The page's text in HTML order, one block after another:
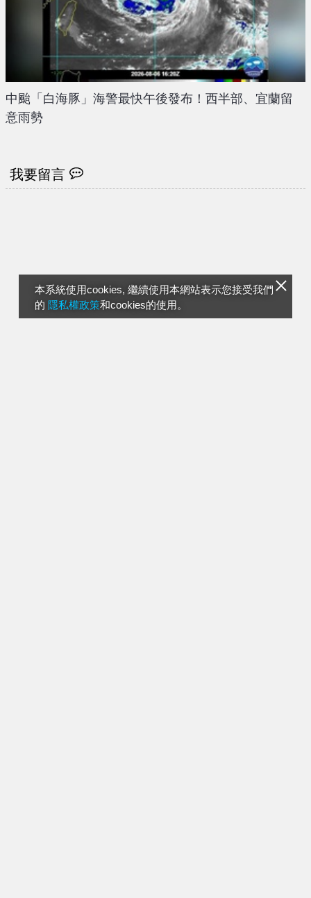
本系統使用cookies, 繼續使用本網站表示您接受我們
的 隱私權政策和cookies的使用。
中颱「白海豚」海警最快午後發布！西半部、宜蘭留
意雨勢
我要留言